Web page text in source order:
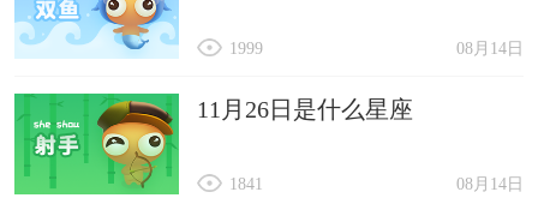
08月14日
1999
11月26日是什么星座
08月14日
1841